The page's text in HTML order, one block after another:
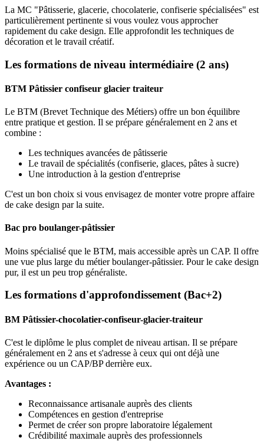
La MC "Pâtisserie, glacerie, chocolaterie, confiserie spécialisées" est
particulièrement pertinente si vous voulez vous approcher
rapidement du cake design. Elle approfondit les techniques de
décoration et le travail créatif.
Les formations de niveau intermédiaire (2 ans)
BTM Pâtissier confiseur glacier traiteur
Le BTM (Brevet Technique des Métiers) offre un bon équilibre
entre pratique et gestion. Il se prépare généralement en 2 ans et
combine :
Les techniques avancées de pâtisserie
Le travail de spécialités (confiserie, glaces, pâtes à sucre)
Une introduction à la gestion d'entreprise
C'est un bon choix si vous envisagez de monter votre propre affaire
de cake design par la suite.
Bac pro boulanger-pâtissier
Moins spécialisé que le BTM, mais accessible après un CAP. Il offre
une vue plus large du métier boulanger-pâtissier. Pour le cake design
pur, il est un peu trop généraliste.
Les formations d'approfondissement (Bac+2)
BM Pâtissier-chocolatier-confiseur-glacier-traiteur
C'est le diplôme le plus complet de niveau artisan. Il se prépare
généralement en 2 ans et s'adresse à ceux qui ont déjà une
expérience ou un CAP/BP derrière eux.
Avantages :
Reconnaissance artisanale auprès des clients
Compétences en gestion d'entreprise
Permet de créer son propre laboratoire légalement
Crédibilité maximale auprès des professionnels